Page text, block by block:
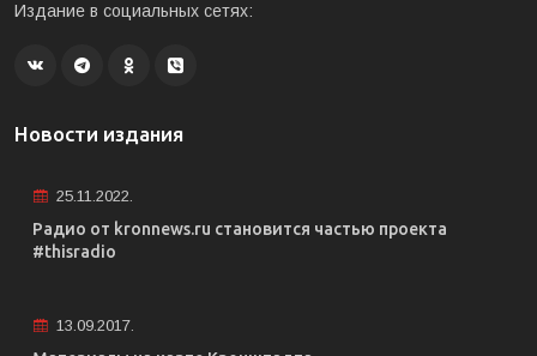
Издание в социальных сетях:
Новости издания
25.11.2022.
Радио от kronnews.ru становится частью проекта
#thisradio
13.09.2017.